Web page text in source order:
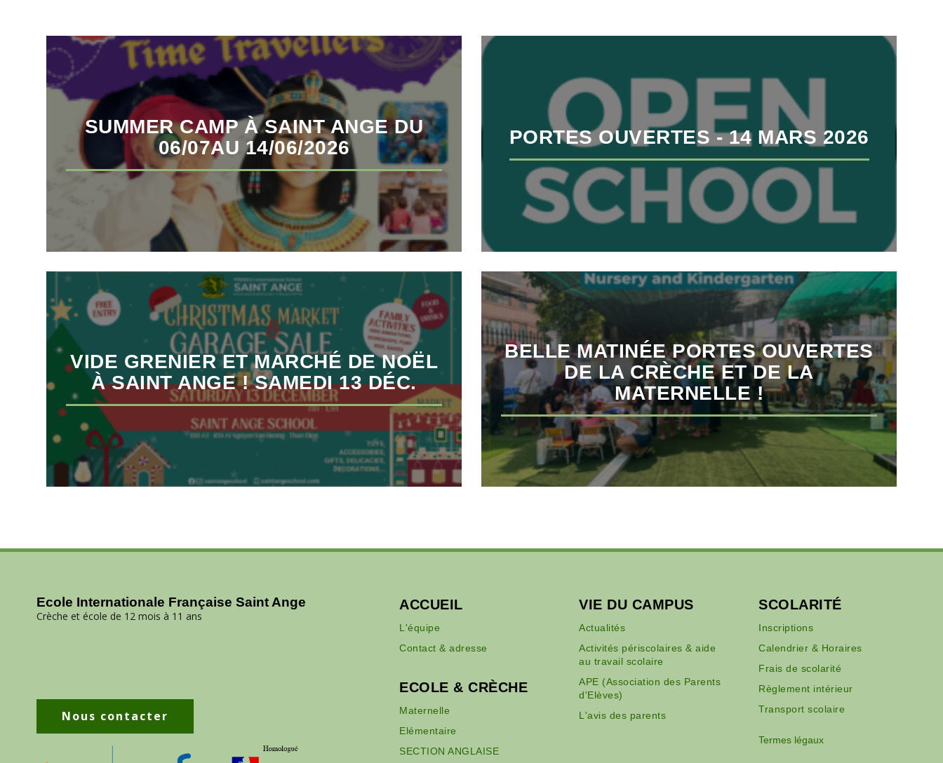
SUMMER CAMP À SAINT ANGE DU
06/07AU 14/06/2026
PORTES OUVERTES - 14 MARS 2026
VIDE GRENIER ET MARCHÉ DE NOËL
À SAINT ANGE ! SAMEDI 13 DÉC.
BELLE MATINÉE PORTES OUVERTES
DE LA CRÈCHE ET DE LA
MATERNELLE !
Ecole Internationale Française Saint Ange
Crèche et école de 12 mois à 11 ans
Nous contacter
ACCUEIL
L'équipe
Contact & adresse
ECOLE & CRÈCHE
Maternelle
Elémentaire
SECTION ANGLAISE
VIE DU CAMPUS
Actualités
Activités périscolaires & aide
au travail scolaire
APE (Association des Parents
d'Elèves)
L'avis des parents
SCOLARITÉ
Inscriptions
Calendrier & Horaires
Frais de scolarité
Règlement intérieur
Transport scolaire
Termes légaux